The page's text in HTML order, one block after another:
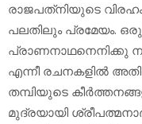
രാജപത്‌നിയുടെ
പലതിലും പ്രമേയം.
പ്രാണനാഥനെനിക്കു
എന്നീ രചനകളില്‍
തമ്പിയുടെ
മുദ്രയായി